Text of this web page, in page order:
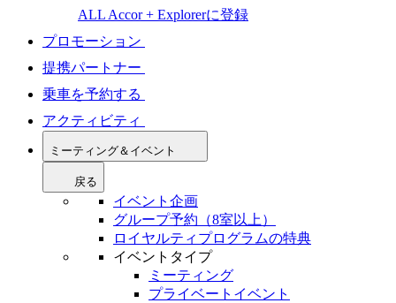
ALL Accor + Explorerに登録
プロモーション
提携パートナー
乗車を予約する
アクティビティ
ミーティング＆イベント
戻る
イベント企画
グループ予約（8室以上）
ロイヤルティプログラムの特典
イベントタイプ
ミーティング
プライベートイベント